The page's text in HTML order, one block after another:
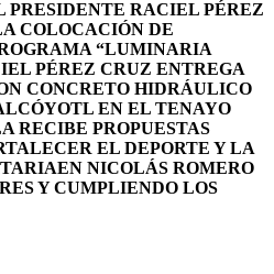
PRESIDENTE RACIEL PÉREZ
COLOCACIÓN DE
“LUMINARIA
PÉREZ CRUZ ENTREGA
CONCRETO HIDRÁULICO
EN EL TENAYO
RECIBE PROPUESTAS
EL DEPORTE Y LA
EN NICOLÁS ROMERO
Y CUMPLIENDO LOS